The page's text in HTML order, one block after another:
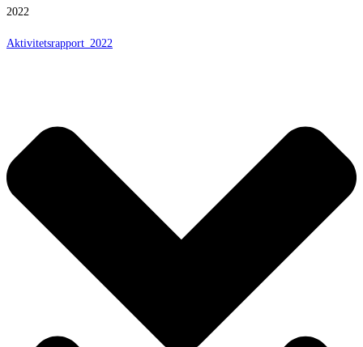
2022
Aktivitetsrapport_2022